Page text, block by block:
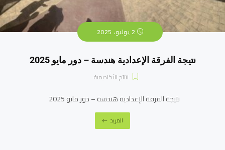
نتيجة الفرقة الإعدادية هندسة – دور مايو 2025
نتائج الأكاديمية
نتيجة الفرقة الإعدادية هندسة – دور مايو 2025
المزيد